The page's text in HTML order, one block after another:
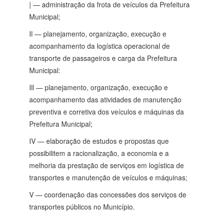
| — administração da frota de veículos da Prefeitura
Municipal;
Il — planejamento, organização, execução e
acompanhamento da logística operacional de
transporte de passageiros e carga da Prefeitura
Municipal:
Ill — planejamento, organização, execução e
acompanhamento das atividades de manutenção
preventiva e corretiva dos veículos e máquinas da
Prefeitura Municipal;
IV — elaboração de estudos e propostas que
possibilitem a racionalização, a economia e a
melhoria da prestação de serviços em logística de
transportes e manutenção de veículos e máquinas;
V — coordenação das concessões dos serviços de
transportes públicos no Município.